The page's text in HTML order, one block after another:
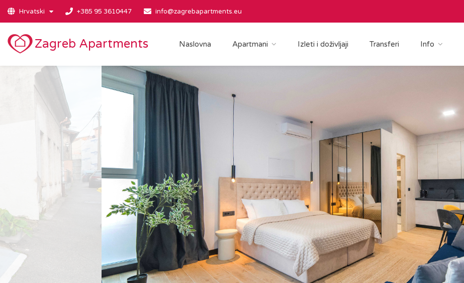
Hrvatski +385 95 3610447 info@zagrebapartments.eu
Zagreb Apartments Naslovna Apartmani Izleti i doživljaji Transferi Info